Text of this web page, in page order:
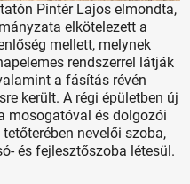
Pintér Lajos elmondta,
elkötelezett a
mellett, melynek
rendszerrel látják
a fásítás révén
került. A régi épületben új
mosogatóval és dolgozói
nevelői szoba,
és fejlesztőszoba létesül.